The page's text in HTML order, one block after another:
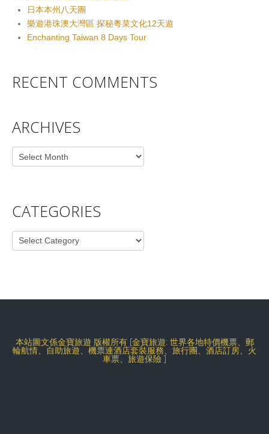
日本本州八天團
樂遊港珠澳大灣區 探秘粵菜文化12天遊
Enchanting Taiwan 8 Days Tour
RECENT COMMENTS
ARCHIVES
Archives
CATEGORIES
Categories
本站圖文係金寶旅遊 版權所有 [金寶旅遊: 世界各地特價機票、郵
輪航情、自助旅遊、機票連酒店套裝服務、旅行團、酒店訂房、火
車票、旅遊保險 ]